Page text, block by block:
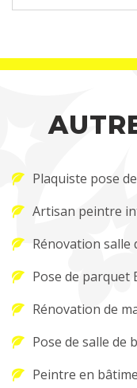
Plaquiste pose
Artisan peintre
Rénovation salle
Pose de parquet
Rénovation de
Pose de salle de
Peintre en